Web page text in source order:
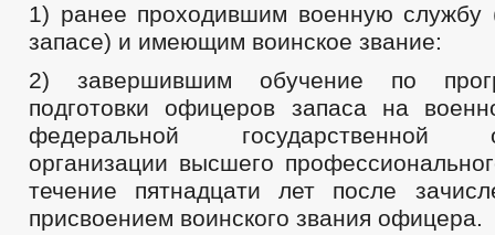
1) ранее проходившим военную
запасе) и имеющим воинское звание:
2) завершившим обучение по
подготовки офицеров запаса на
федеральной государственной
организации высшего
течение пятнадцати лет после
присвоением воинского звания офицера.